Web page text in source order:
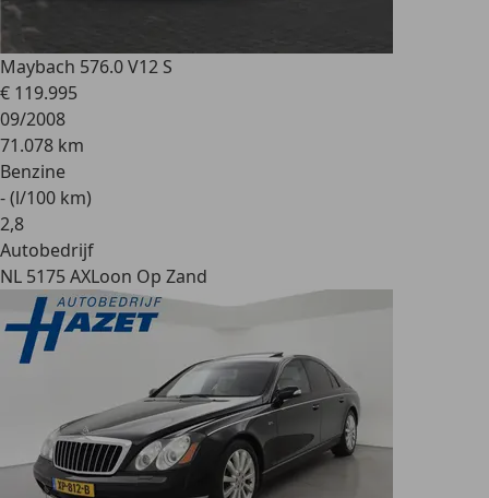
Maybach 576.0 V12 S
€ 119.995
09/2008
71.078 km
Benzine
- (l/100 km)
2,8
Autobedrijf
NL 5175 AXLoon Op Zand